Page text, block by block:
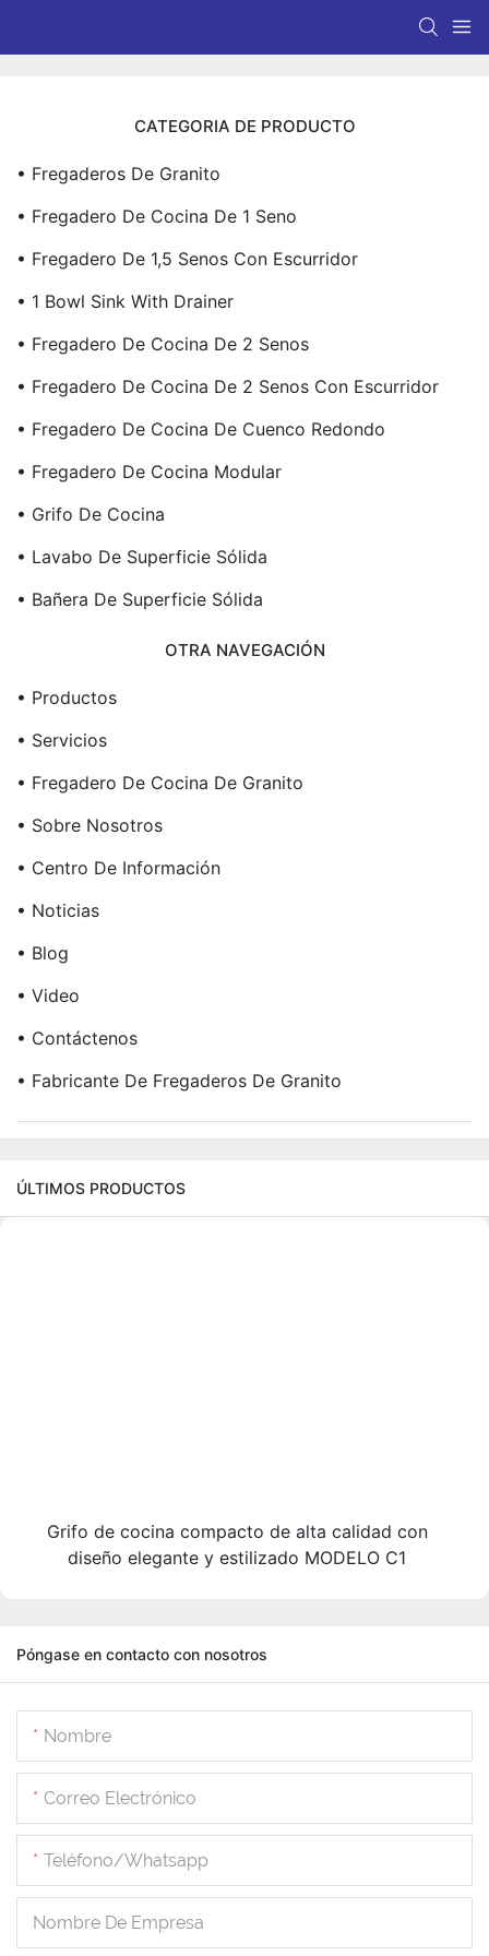
CATEGORIA DE PRODUCTO
• Fregaderos De Granito
• Fregadero De Cocina De 1 Seno
• Fregadero De 1,5 Senos Con Escurridor
• 1 Bowl Sink With Drainer
• Fregadero De Cocina De 2 Senos
• Fregadero De Cocina De 2 Senos Con Escurridor
• Fregadero De Cocina De Cuenco Redondo
• Fregadero De Cocina Modular
• Grifo De Cocina
• Lavabo De Superficie Sólida
• Bañera De Superficie Sólida
OTRA NAVEGACIÓN
• Productos
• Servicios
• Fregadero De Cocina De Granito
• Sobre Nosotros
• Centro De Información
• Noticias
• Blog
• Video
• Contáctenos
• Fabricante De Fregaderos De Granito
ÚLTIMOS PRODUCTOS
Grifo de cocina compacto de alta calidad con
diseño elegante y estilizado MODELO C1
Póngase en contacto con nosotros
Nombre
Correo Electrónico
Teléfono/whatsapp
Nombre De Empresa